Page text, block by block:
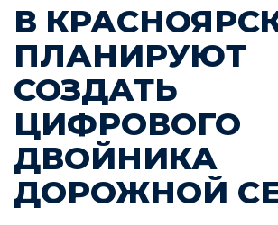
В
ПЛАНИРУЮТ
СОЗДАТЬ
ЦИФРОВОГО
ДВОЙНИКА
ДОРОЖНОЙ